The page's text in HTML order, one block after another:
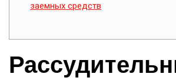
заемных средств